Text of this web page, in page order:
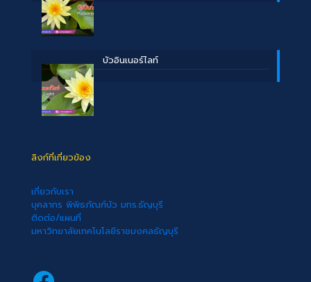
บัวอินเนอร์ไลท์
ลิงก์ที่เกี่ยวข้อง
เกี่ยวกับเรา
บุคลากร พิพิธภัณฑ์บัว มทร.ธัญบุรี
ติดต่อ/แผนที่
มหาวิทยาลัยเทคโนโลยีราชมงคลธัญบุรี